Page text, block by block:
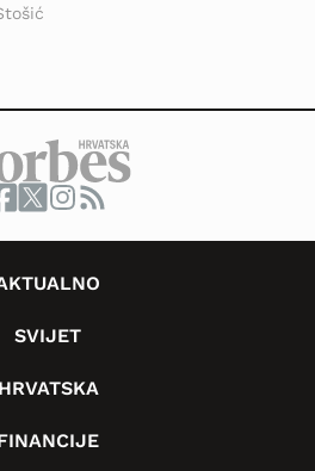
SVIJET
HRVATSKA